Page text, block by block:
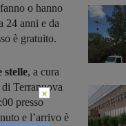
o hanno
24 anni e da
è gratuito.
stelle, a cura
Terranuova
presso
e l’arrivo è
×